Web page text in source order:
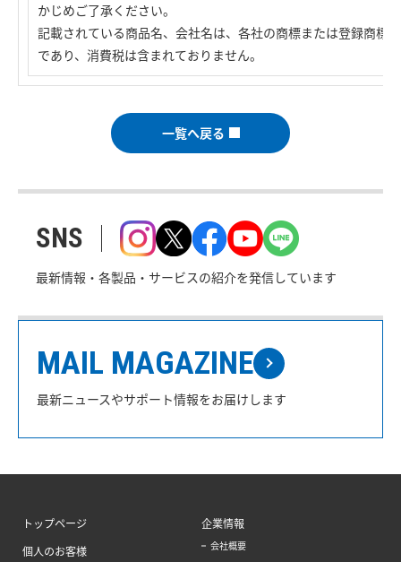
かじめご了承ください。
記載されている商品名、会社名は、各社の商標または登録商標
であり、消費税は含まれておりません。
一覧へ戻る
SNS
最新情報・各製品・サービスの紹介を発信しています
MAIL MAGAZINE
最新ニュースやサポート情報をお届けします
トップページ
個人のお客様
企業情報
会社概要